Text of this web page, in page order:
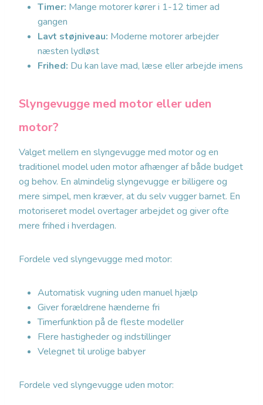
Timer: Mange motorer kører i 1-12 timer ad
gangen
Lavt støjniveau: Moderne motorer arbejder
næsten lydløst
Frihed: Du kan lave mad, læse eller arbejde imens
Slyngevugge med motor eller uden
motor?
Valget mellem en slyngevugge med motor og en
traditionel model uden motor afhænger af både budget
og behov. En almindelig slyngevugge er billigere og
mere simpel, men kræver, at du selv vugger barnet. En
motoriseret model overtager arbejdet og giver ofte
mere frihed i hverdagen.
Fordele ved slyngevugge med motor:
Automatisk vugning uden manuel hjælp
Giver forældrene hænderne fri
Timerfunktion på de fleste modeller
Flere hastigheder og indstillinger
Velegnet til urolige babyer
Fordele ved slyngevugge uden motor: